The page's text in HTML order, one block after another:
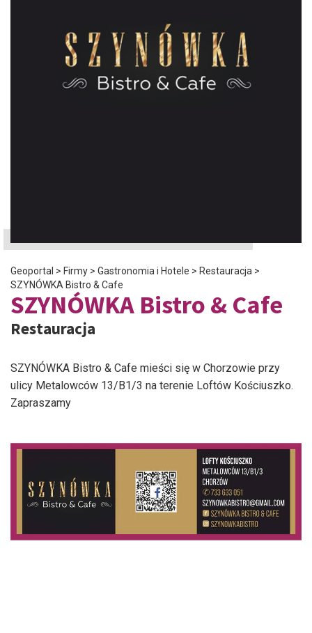
Geoportal > Firmy > Gastronomia i Hotele > Restauracja >
SZYNÓWKA Bistro & Cafe
SZYNÓWKA Bistro & Cafe
Restauracja
SZYNÓWKA Bistro & Cafe mieści się w Chorzowie przy
ulicy Metalowców 13/B1/3 na terenie Loftów Kościuszko.
Zapraszamy